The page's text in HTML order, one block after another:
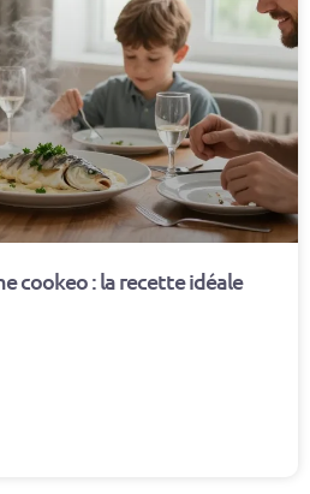
cookeo : la recette idéale